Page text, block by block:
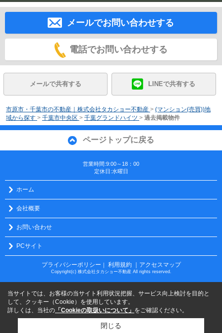
メールでお問い合わせする
電話でお問い合わせする
メールで共有する LINEで共有する
市原市・千葉市の不動産｜株式会社タカショー不動産 > (マンション(売買))地
域から探す > 千葉市中央区 > 千葉グランドハイツ > 過去掲載物件
ページトップに戻る
営業時間:9:00～18：00
定休日:水曜日
ホーム
会社概要
お問い合わせ
PCサイト
プライバシーポリシー ｜ 利用規約 ｜アクセスマップ
Copyright(c) 株式会社タカショー不動産 All rights reserved.
当サイトでは、お客様の当サイト利用状況把握、サービス向上検討を目的と
して、クッキー（Cookie）を使用しています。
詳しくは、当社の 「Cookieの取扱いについて」 をご確認ください。
閉じる